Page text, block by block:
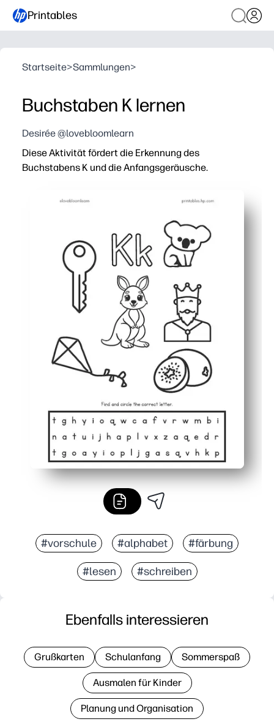
Printables
Startseite>Sammlungen>
Buchstaben K lernen
Desirée @lovebloomlearn
Diese Aktivität fördert die Erkennung des
Buchstabens K und die Anfangsgeräusche.
Drucken und loslegen — Sie können es in
Ihr Kind verbindet den /k/-Sound mit vertrauten
Geführte Zeilen zum Nachzeichnen und Schreiben
Schnelle, kleine Aufgaben sorgen für eine hohe
#vorschule #alphabet #färbung
#lesen #schreiben
Ebenfalls interessieren
Grußkarten Schulanfang Sommerspaß
Ausmalen für Kinder
Planung und Organisation